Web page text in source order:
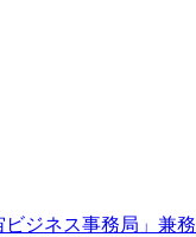
ジネス事務局」兼務